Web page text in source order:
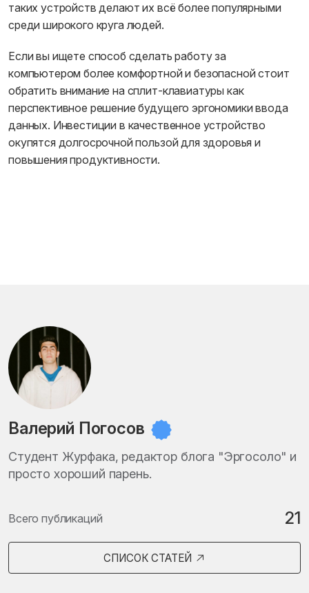
таких устройств делают их всё более популярными
среди широкого круга людей.
Если вы ищете способ сделать работу за
компьютером более комфортной и безопасной стоит
обратить внимание на сплит-клавиатуры как
перспективное решение будущего эргономики ввода
данных. Инвестиции в качественное устройство
окупятся долгосрочной пользой для здоровья и
повышения продуктивности.
Валерий Погосов
Студент Журфака, редактор блога "Эргосоло" и
просто хороший парень.
Всего публикаций 21
СПИСОК СТАТЕЙ